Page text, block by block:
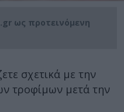
ως προτεινόμενη
σχετικά με την
τροφίμων μετά την